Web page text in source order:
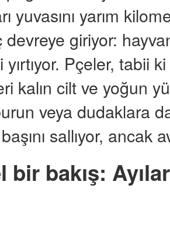
yuvasını yarım
giriyor:
Pçeler, tabii
kalın cilt ve yoğun
veya dudaklara
sallıyor, ancak
bir bakış: